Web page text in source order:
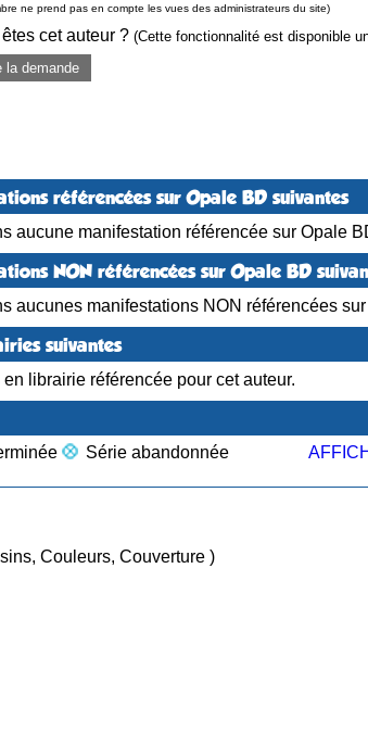
ne prend pas en compte les vues des administrateurs du site)
cet auteur ? (Cette fonctionnalité est disponible
la demande
référencées sur Opale BD suivantes
aucune manifestation référencée sur Opale
NON référencées sur Opale BD
aucunes manifestations NON référencées
suivantes
librairie référencée pour cet auteur.
Série abandonnée
( Dessins, Couleurs, Couverture )